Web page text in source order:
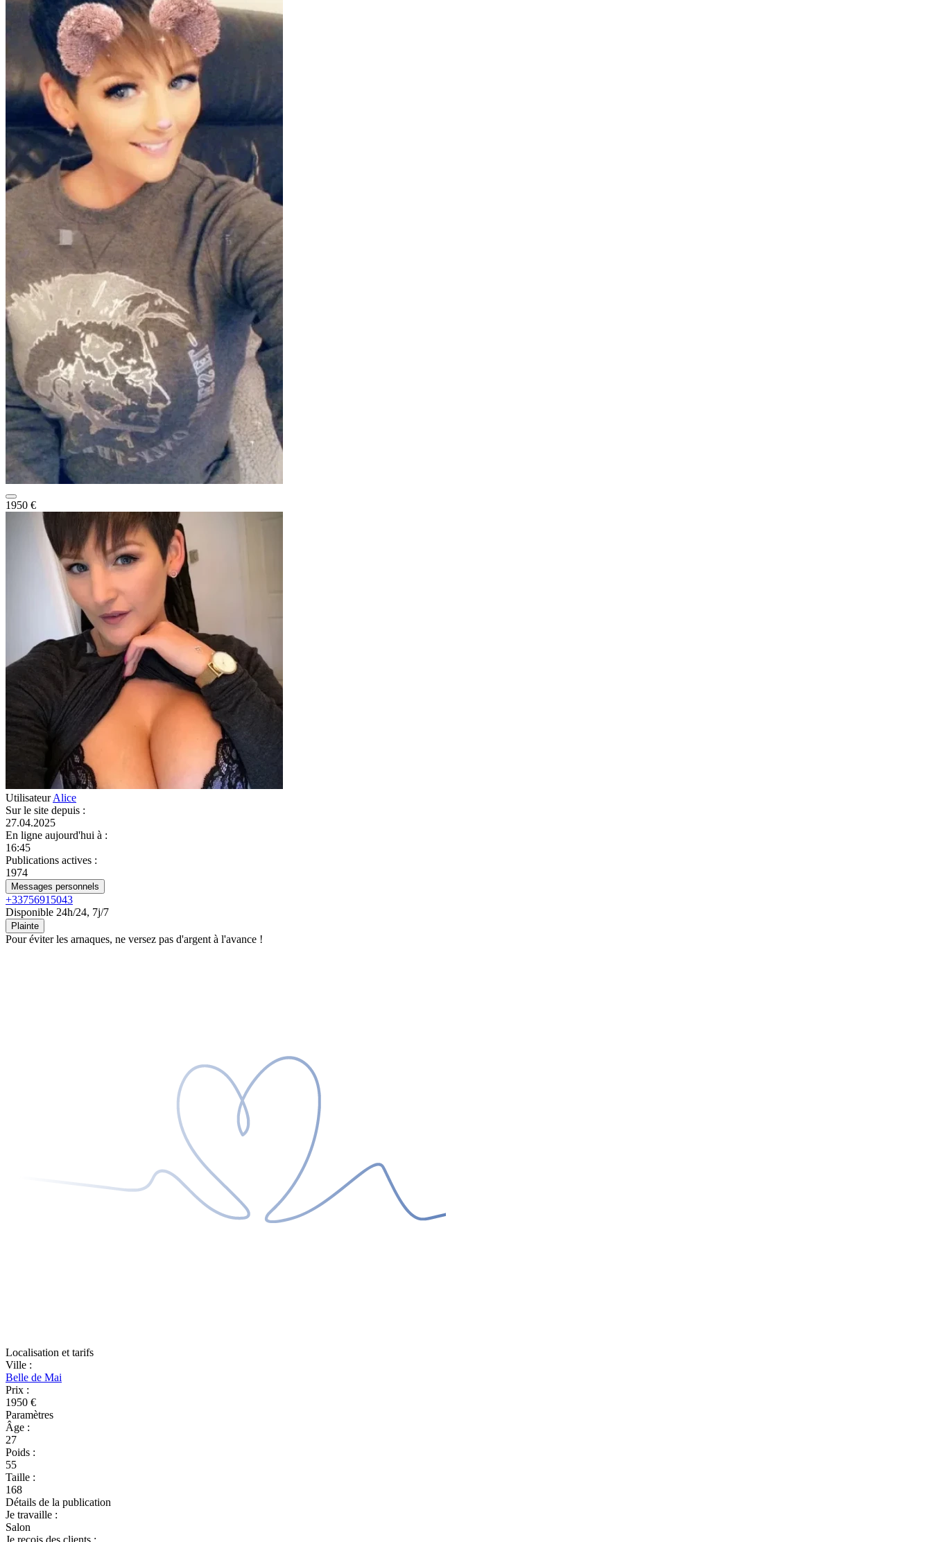
1950 €
UtilisateurAlice
Sur le site depuis :
27.04.2025
En ligne aujourd'hui à :
16:45
Publications actives :
1974
Messages personnels
+33756915043
Disponible 24h/24, 7j/7
Plainte
Pour éviter les arnaques, ne versez pas d'argent à l'avance !
Localisation et tarifs
Ville :
Belle de Mai
Prix :
1950 €
Paramètres
Âge :
27
Poids :
55
Taille :
168
Détails de la publication
Je travaille :
Salon
Je reçois des clients :